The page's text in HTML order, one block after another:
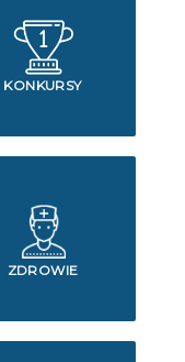
KONKURSY
ZDROWIE